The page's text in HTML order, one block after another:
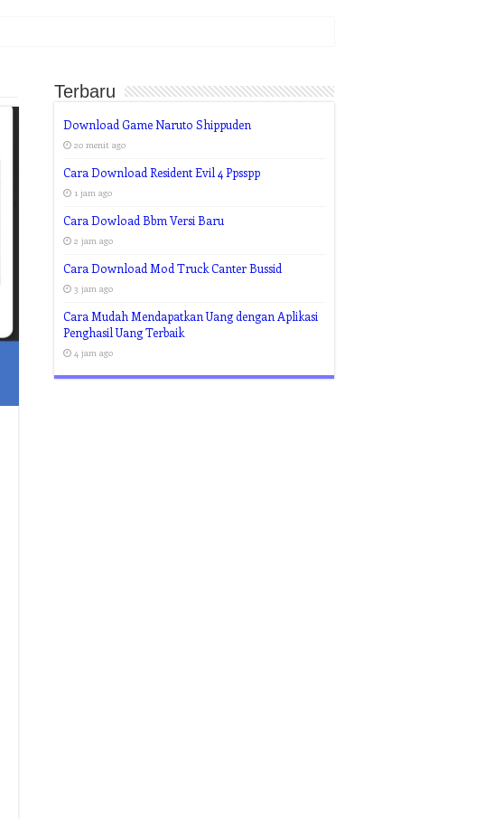
Terbaru
Download Game Naruto Shippuden
20 menit ago
Cara Download Resident Evil 4 Ppsspp
1 jam ago
Cara Dowload Bbm Versi Baru
2 jam ago
Cara Download Mod Truck Canter Bussid
3 jam ago
Cara Mudah Mendapatkan Uang dengan Aplikasi
Penghasil Uang Terbaik
4 jam ago